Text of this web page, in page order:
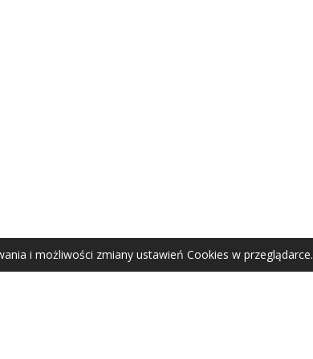
© 2021
i możliwości zmiany ustawień Cookies w przeglądarce.